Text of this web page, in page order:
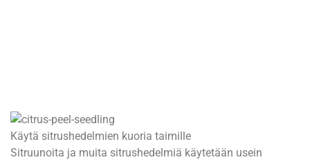
Käytä sitrushedelmien kuoria taimille
Sitruunoita ja muita sitrushedelmiä käytetään usein